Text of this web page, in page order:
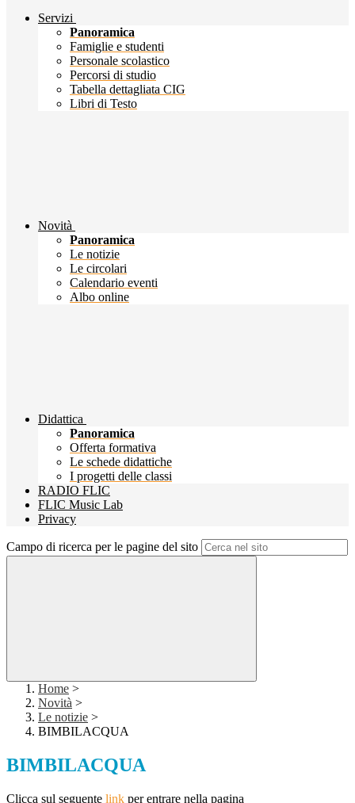
Servizi
Panoramica
Famiglie e studenti
Personale scolastico
Percorsi di studio
Tabella dettagliata CIG
Libri di Testo
Novità
Panoramica
Le notizie
Le circolari
Calendario eventi
Albo online
Didattica
Panoramica
Offerta formativa
Le schede didattiche
I progetti delle classi
RADIO FLIC
FLIC Music Lab
Privacy
Campo di ricerca per le pagine del sito
Home >
Novità >
Le notizie >
BIMBILACQUA
BIMBILACQUA
Clicca sul seguente link per entrare nella pagina